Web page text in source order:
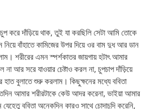
করে দাঁড়িয়ে থাক, তুই যা করছিলি সেটা আমি তোকে
বাঁহাতে কামিজের উপর দিয়ে ওর বাম দুধ আর ডান
শরীরের এমন স্পর্শকাতর জায়গায় হটাৎ আমার
আর সরে যাওয়ার চেষ্টাও করল না, চুপচাপ দাঁড়িয়ে
বুলাতে শুরু করলাম। কিছুক্ষনের মধ্যে ববিতা
আমার শরীরটাকে কেউ আদর করেনা, ভাইয়া আমার
ববিতা অনেকদিন কারও সাথে চোদাচুদি করেনি,